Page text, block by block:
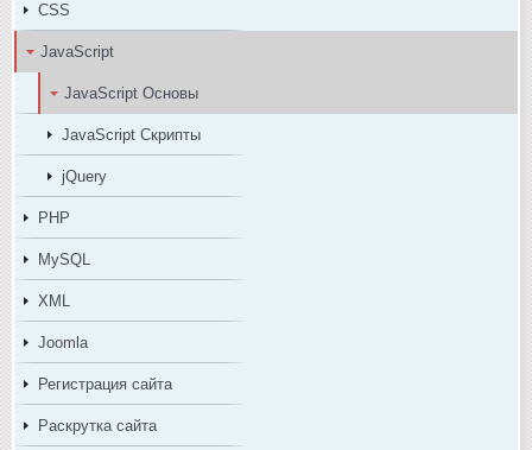
CSS
JavaScript
JavaScript Основы
JavaScript Скрипты
jQuery
PHP
MySQL
XML
Joomla
Регистрация сайта
Раскрутка сайта